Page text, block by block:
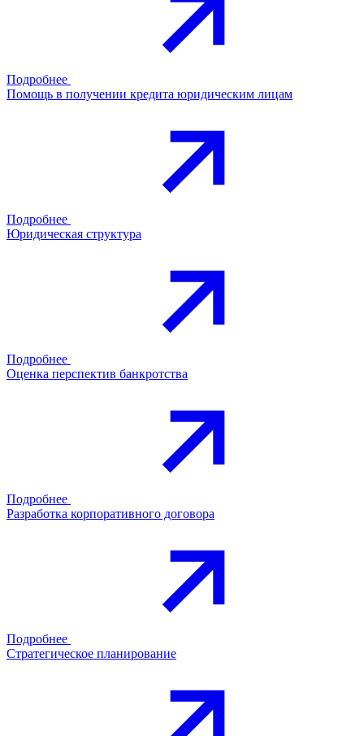
Подробнее
Помощь в получении кредита юридическим лицам
Подробнее
Юридическая структура
Подробнее
Оценка перспектив банкротства
Подробнее
Разработка корпоративного договора
Подробнее
Стратегическое планирование